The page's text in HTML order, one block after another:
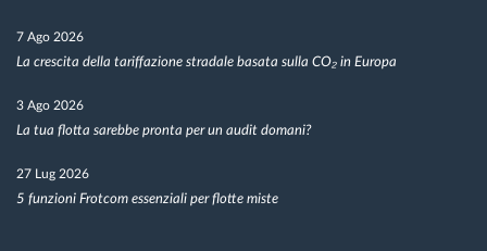
7 Ago 2026
La crescita della tariffazione stradale basata sulla CO₂ in Europa
3 Ago 2026
La tua flotta sarebbe pronta per un audit domani?
27 Lug 2026
5 funzioni Frotcom essenziali per flotte miste